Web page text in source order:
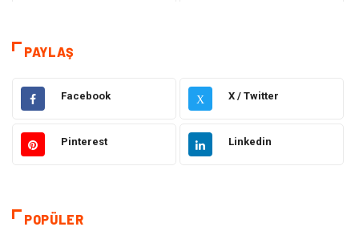
Eğitim
Makine Ulaşım ve Taşımacılık
Gıda Alışveriş
Gündem
PAYLAŞ
Facebook X X / Twitter
Pinterest Linkedin
POPÜLER